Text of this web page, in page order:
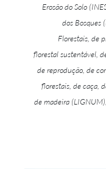
Erosão do Solo
dos Bosques
Florestais, de
florestal sustentável,
de reprodução, de
florestais, de caça,
de madeira